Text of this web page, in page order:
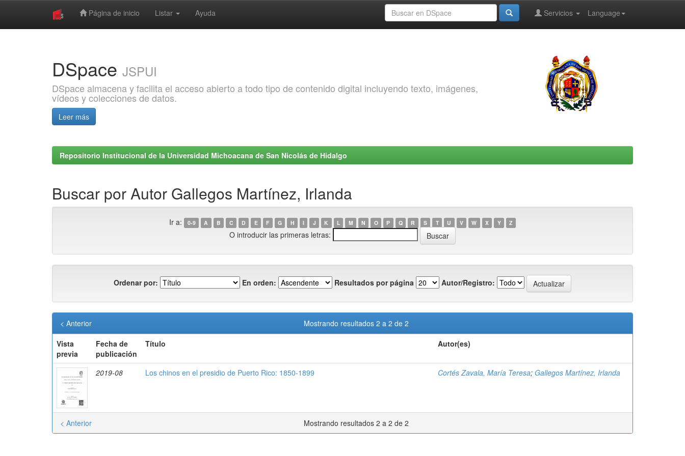
Página de inicio Listar Ayuda Language
Servicios
DSpace JSPUI
DSpace almacena y facilita el acceso abierto a todo tipo de contenido digital incluyendo texto, imágenes,
vídeos y colecciones de datos.
Leer más
Repositorio Institucional de la Universidad Michoacana de San Nicolás de Hidalgo
Buscar por Autor Gallegos Martínez, Irlanda
Ir a: 0-9 A B C D E F G H I J K L M N O P Q R S T U V W X Y Z
O introducir las primeras letras:
Ordenar por: En orden: Resultados por página Autor/Registro:
Mostrando resultados 2 a 2 de 2
< Anterior
Vista
previa
Fecha de
publicación
Título Autor(es)
2019-08 Los chinos en el presidio de Puerto Rico: 1850-1899 Cortés Zavala, María Teresa; Gallegos Martínez, Irlanda
Mostrando resultados 2 a 2 de 2
< Anterior